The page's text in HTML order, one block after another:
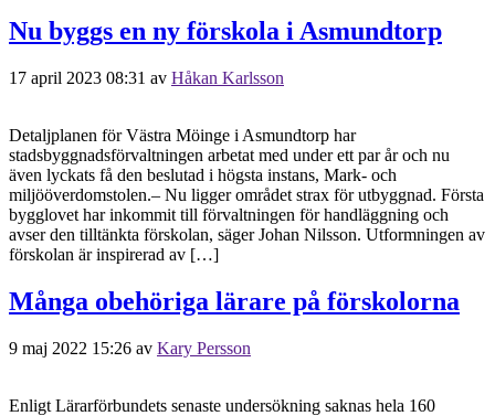
Nu byggs en ny förskola i Asmundtorp
17 april 2023 08:31 av Håkan Karlsson
Detaljplanen för Västra Möinge i Asmundtorp har
stadsbyggnadsförvaltningen arbetat med under ett par år och nu
även lyckats få den beslutad i högsta instans, Mark- och
miljööverdomstolen.– Nu ligger området strax för utbyggnad. Första
bygglovet har inkommit till förvaltningen för handläggning och
avser den tilltänkta förskolan, säger Johan Nilsson. Utformningen av
förskolan är inspirerad av […]
Många obehöriga lärare på förskolorna
9 maj 2022 15:26 av Kary Persson
Enligt Lärarförbundets senaste undersökning saknas hela 160